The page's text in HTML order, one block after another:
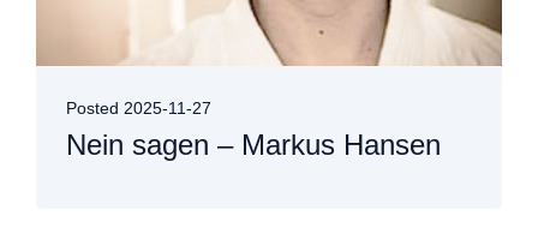
Posted 2025-11-27
Nein sagen – Markus Hansen